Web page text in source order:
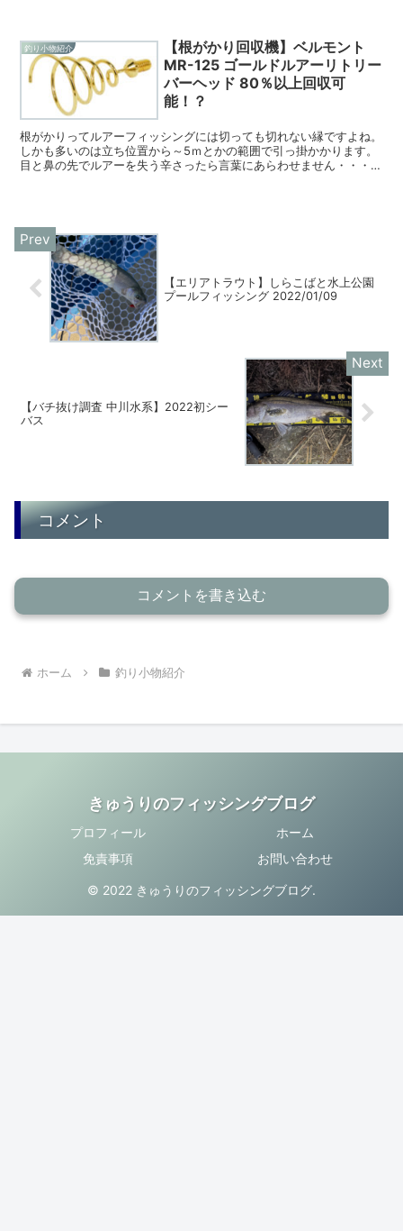
釣り小物紹介
【根がかり回収機】ベルモント
MR-125 ゴールドルアーリトリー
バーヘッド 80％以上回収可
能！？
根がかりってルアーフィッシングには切っても切れない縁ですよね。
しかも多いのは立ち位置から～5ｍとかの範囲で引っ掛かかります。
目と鼻の先でルアーを失う辛さったら言葉にあらわせません・・・・
【エリアトラウト】しらこばと水上公園
プールフィッシング 2022/01/09
【バチ抜け調査 中川水系】2022初シー
バス
コメント
コメントを書き込む
ホーム 釣り小物紹介
きゅうりのフィッシングブログ
プロフィール
ホーム
免責事項
お問い合わせ
© 2022 きゅうりのフィッシングブログ.